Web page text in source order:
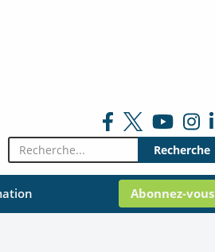
Rechercher:
Abonnez-vous